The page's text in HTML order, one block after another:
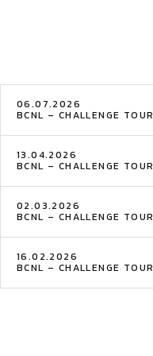
06.07.2026
BCNL – CHALLENGE TOUR
13.04.2026
BCNL – CHALLENGE TOUR
02.03.2026
BCNL – CHALLENGE TOUR
16.02.2026
BCNL – CHALLENGE TOUR